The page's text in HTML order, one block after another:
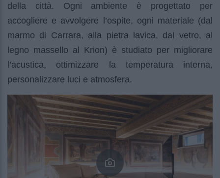
della città. Ogni ambiente è progettato per
accogliere e avvolgere l’ospite, ogni materiale (dal
marmo di Carrara, alla pietra lavica, dal vetro, al
legno massello al Krion) è studiato per migliorare
l’acustica, ottimizzare la temperatura interna,
personalizzare luci e atmosfera.